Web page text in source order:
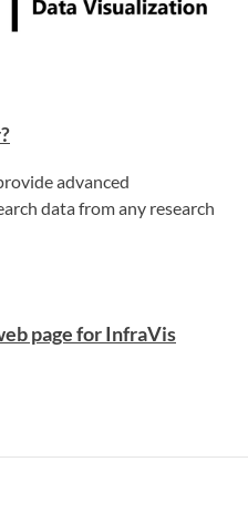
advanced
data from any research
page for InfraVis